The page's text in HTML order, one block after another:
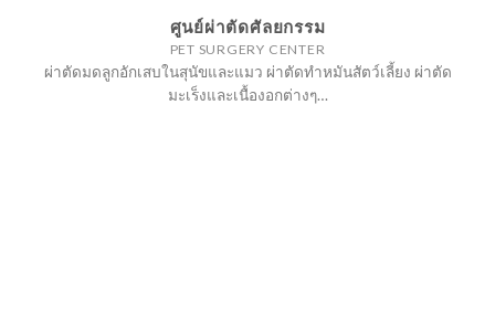
ศูนย์ผ่าตัดศัลยกรรม
PET SURGERY CENTER
ผ่าตัดมดลูกอักเสบในสุนัขและแมว ผ่าตัดทำหมันสัตว์เลี้ยง ผ่าตัด
มะเร็งและเนื้องอกต่างๆ…